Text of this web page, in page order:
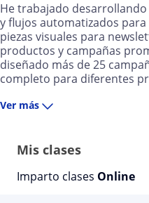
He trabajado
y flujos automatizados
piezas visuales para
productos y campañas
diseñado más de 25
completo para diferentes
Ver más
Mis clases
Imparto clases Online